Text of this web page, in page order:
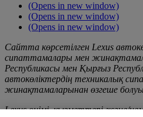
(Opens in new window)
(Opens in new window)
(Opens in new window)
Сайтта көрсетілген Lexus
сипаттамалары мен
Республикасы мен Қырғыз
автокөліктердің техникалық
жинақтамаларынан өзгеше
Lexus өнімі, қызметтері және/